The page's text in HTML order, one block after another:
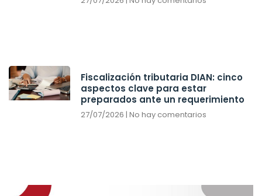
Fiscalización tributaria DIAN: cinco
aspectos clave para estar
preparados ante un requerimiento
27/07/2026 No hay comentarios